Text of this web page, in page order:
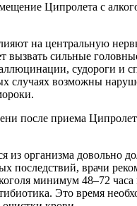
Ципролета с
на центральную
вызвать сильные
судороги и
случаях возможны
после приема
из организма довольно
последствий, врачи
минимум 48–72
Это время